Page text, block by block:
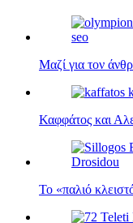
Μαζί για τον
Καφφάτος και
Το «παλιό